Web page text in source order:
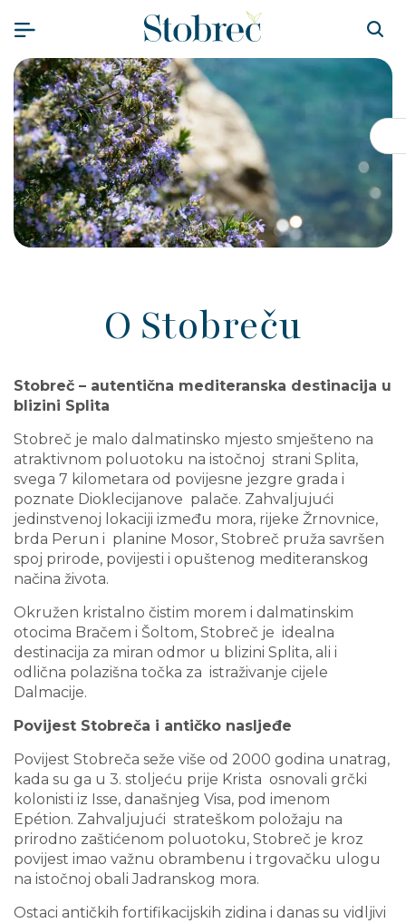
O Stobreču
Stobreč – autentična mediteranska destinacija u
blizini Splita
Stobreč je malo dalmatinsko mjesto smješteno na
atraktivnom poluotoku na istočnoj strani Splita,
svega 7 kilometara od povijesne jezgre grada i
poznate Dioklecijanove palače. Zahvaljujući
jedinstvenoj lokaciji između mora, rijeke Žrnovnice,
brda Perun i planine Mosor, Stobreč pruža savršen
spoj prirode, povijesti i opuštenog mediteranskog
načina života.
Okružen kristalno čistim morem i dalmatinskim
otocima Bračem i Šoltom, Stobreč je idealna
destinacija za miran odmor u blizini Splita, ali i
odlična polazišna točka za istraživanje cijele
Dalmacije.
Povijest Stobreča i antičko nasljeđe
Povijest Stobreča seže više od 2000 godina unatrag,
kada su ga u 3. stoljeću prije Krista osnovali grčki
kolonisti iz Isse, današnjeg Visa, pod imenom
Epétion. Zahvaljujući strateškom položaju na
prirodno zaštićenom poluotoku, Stobreč je kroz
povijest imao važnu obrambenu i trgovačku ulogu
na istočnoj obali Jadranskog mora.
Ostaci antičkih fortifikacijskih zidina i danas su vidljivi